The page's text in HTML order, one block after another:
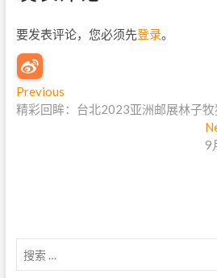
要发表评论，您必须先登录。
文
章
Previous
r
s
精彩回眸：台北2023亚洲邮展林子
9